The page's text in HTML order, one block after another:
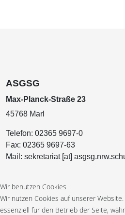
ASGSG
Max-Planck-Straße 23
45768 Marl
Telefon: 02365 9697-0
Fax: 02365 9697-63
Mail: sekretariat [at]
Wir benutzen Cookies
Wir nutzen Cookies auf unserer
essenziell für den Betrieb der Seite,